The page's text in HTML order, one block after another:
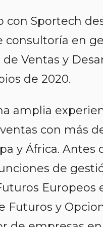
con Sportech
consultoría en
Ventas y
de 2020.
amplia
con más
y África.
de
Europeos
Futuros y